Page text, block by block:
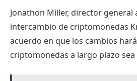
Jonathon Miller, director general
intercambio de criptomonedas
acuerdo en que los cambios
criptomonedas a largo plazo